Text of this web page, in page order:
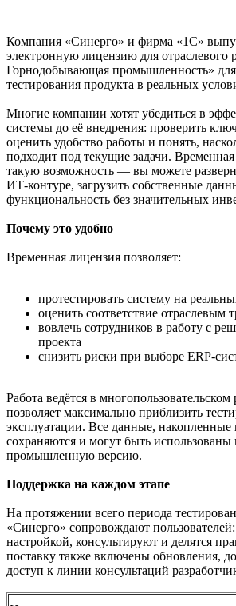
Компания «Синерго» и фирма «1С»
электронную лицензию для отраслевого
Горнодобывающая промышленность»
тестирования продукта в реальных
Многие компании хотят убедиться в
системы до её внедрения: проверить
оценить удобство работы и понять,
подходит под текущие задачи.
такую возможность — вы можете
ИТ-контуре, загрузить собственные
функциональность без значительных
Почему это удобно
Временная лицензия позволяет:
протестировать систему на
оценить соответствие отраслевым
вовлечь сотрудников в работу с
проекта
снизить риски при выборе ERP-
Работа ведётся в
позволяет максимально приблизить
эксплуатации. Все данные, накопленные
сохраняются и могут быть использованы
промышленную версию.
Поддержка на каждом этапе
На протяжении всего периода
«Синерго» сопровождают
настройкой, консультируют и делятся
поставку также включены обновления,
доступ к линии консультаций